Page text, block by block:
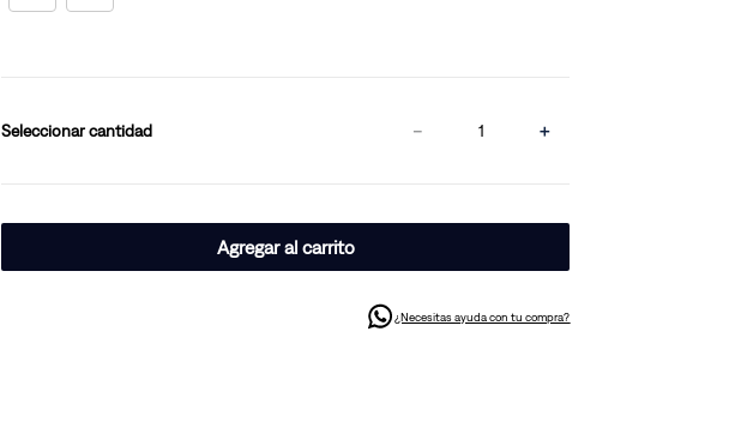
cantidad ＋
－
Agregar al carrito
¿Necesitas ayuda con tu compra?